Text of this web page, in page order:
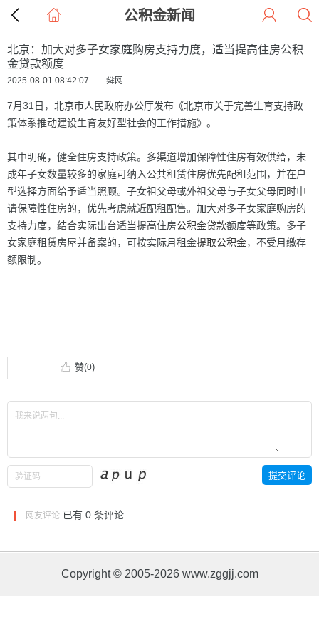
公积金新闻
北京：加大对多子女家庭购房支持力度，适当提高住房公积
金贷款额度
2025-08-01 08:42:07 舜网
7月31日，北京市人民政府办公厅发布《北京市关于完善生育支持政
策体系推动建设生育友好型社会的工作措施》。
其中明确，健全住房支持政策。多渠道增加保障性住房有效供给，未
成年子女数量较多的家庭可纳入公共租赁住房优先配租范围，并在户
型选择方面给予适当照顾。子女祖父母或外祖父母与子女父母同时申
请保障性住房的，优先考虑就近配租配售。加大对多子女家庭购房的
支持力度，结合实际出台适当提高住房公积金贷款额度等政策。多子
女家庭租赁房屋并备案的，可按实际月租金提取公积金，不受月缴存
额限制。
赞(0)
网友评论 已有 0 条评论
Copyright © 2005-2026 www.zggjj.com